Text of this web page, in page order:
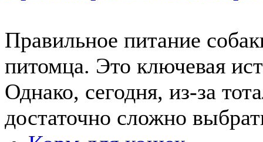
Правильное питание
питомца. Это ключевая
Однако, сегодня, из-за
достаточно сложно